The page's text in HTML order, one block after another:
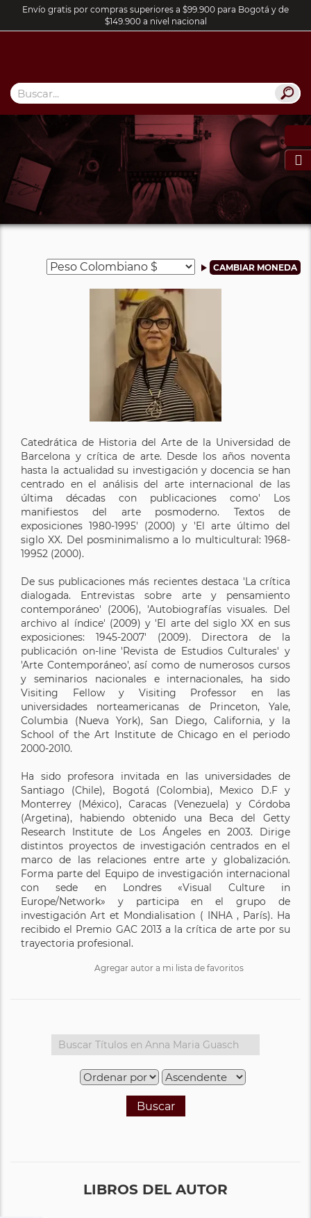
Envío gratis por compras superiores a $99.900 para Bogotá y de
$149.900 a nivel nacional

Catedrática de Historia del Arte de la Universidad de
Barcelona y crítica de arte. Desde los años noventa
hasta la actualidad su investigación y docencia se han
centrado en el análisis del arte internacional de las
última décadas con publicaciones como' Los
manifiestos del arte posmoderno. Textos de
exposiciones 1980-1995' (2000) y 'El arte último del
siglo XX. Del posminimalismo a lo multicultural: 1968-
19952 (2000).
De sus publicaciones más recientes destaca 'La crítica
dialogada. Entrevistas sobre arte y pensamiento
contemporáneo' (2006), 'Autobiografías visuales. Del
archivo al índice' (2009) y 'El arte del siglo XX en sus
exposiciones: 1945-2007' (2009). Directora de la
publicación on-line 'Revista de Estudios Culturales' y
'Arte Contemporáneo', así como de numerosos cursos
y seminarios nacionales e internacionales, ha sido
Visiting Fellow y Visiting Professor en las
universidades norteamericanas de Princeton, Yale,
Columbia (Nueva York), San Diego, California, y la
School of the Art Institute de Chicago en el periodo
2000-2010.
Ha sido profesora invitada en las universidades de
Santiago (Chile), Bogotá (Colombia), Mexico D.F y
Monterrey (México), Caracas (Venezuela) y Córdoba
(Argetina), habiendo obtenido una Beca del Getty
Research Institute de Los Ángeles en 2003. Dirige
distintos proyectos de investigación centrados en el
marco de las relaciones entre arte y globalización.
Forma parte del Equipo de investigación internacional
con sede en Londres «Visual Culture in
Europe/Network» y participa en el grupo de
investigación Art et Mondialisation ( INHA , París). Ha
recibido el Premio GAC 2013 a la crítica de arte por su
trayectoria profesional.
Agregar autor a mi lista de favoritos
Buscar
LIBROS DEL AUTOR